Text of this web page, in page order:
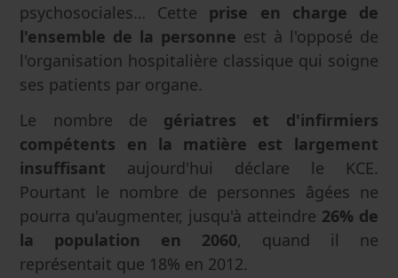
psychosociales… Cette prise en charge de
l'ensemble de la personne est à l'opposé de
l'organisation hospitalière classique qui soigne
ses patients par organe.
Le nombre de gériatres et d'infirmiers
compétents en la matière est largement
insuffisant aujourd'hui déclare le KCE.
Pourtant le nombre de personnes âgées ne
pourra qu'augmenter, jusqu'à atteindre 26% de
la population en 2060, quand il ne
représentait que 18% en 2012.